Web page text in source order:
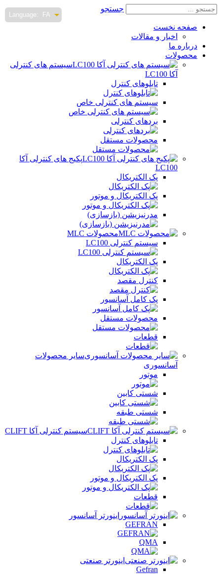
Language: FA
جستجو
صفحه نخست
اخبار و مقالات
درباره ما
محصولات
سیستم های کنترلی
آکا LC100
تابلوهای کنترل
سیستم های کنترلی خاص
بردهای کنترلی
محصولات مستقل
پکیج های کنترلی آکا
LC100
پک الکتریکال
پک الکتریکال و موتور
مدرنیزیشن (بازسازی)
محصولات MLC
سیستم کنترلی LC100
پک الکتریکال
کنترل مقصد
پک کامل آسانسور
محصولات مستقل
قطعات
سایر محصولات
آسانسوری
موتور
شستی کابین
شستی طبقه
سیستم کنترلی آکا CLIFT
تابلوهای کنترل
پک الکتریکال
پک الکتریکال و موتور
قطعات
اینورتر آسانسور
GEFRAN
QMA
اینورتر صنعتی
Gefran